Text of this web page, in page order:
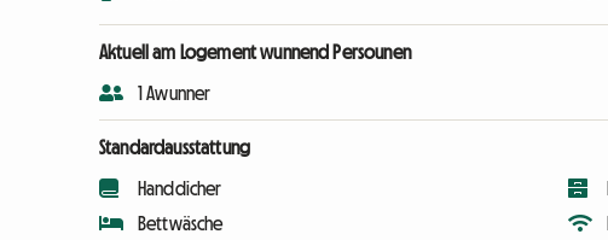
Aktuell am Logement wunnend Persounen
1 Awunner
Standardausstattung
Handdicher
Bettwäsche